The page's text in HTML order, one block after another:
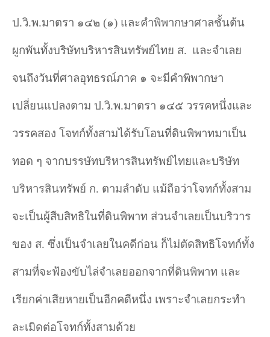
ป.วิ.พ.มาตรา ๑๔๒ (๑) และคำพิพากษาศาลชั้นต้น
ผูกพันทั้งบริษัทบริหารสินทรัพย์ไทย ส. และจำเลย
จนถึงวันที่ศาลอุทธรณ์ภาค ๑ จะมีคำพิพากษา
เปลี่ยนแปลงตาม ป.วิ.พ.มาตรา ๑๔๕ วรรคหนึ่งและ
วรรคสอง โจทก์ทั้งสามได้รับโอนที่ดินพิพาทมาเป็น
ทอด ๆ จากบรรษัทบริหารสินทรัพย์ไทยและบริษัท
บริหารสินทรัพย์ ก. ตามลำดับ แม้ถือว่าโจทก์ทั้งสาม
จะเป็นผู้สืบสิทธิในที่ดินพิพาท ส่วนจำเลยเป็นบริวาร
ของ ส. ซึ่งเป็นจำเลยในคดีก่อน ก็ไม่ตัดสิทธิโจทก์ทั้ง
สามที่จะฟ้องขับไล่จำเลยออกจากที่ดินพิพาท และ
เรียกค่าเสียหายเป็นอีกคดีหนึ่ง เพราะจำเลยกระทำ
ละเมิดต่อโจทก์ทั้งสามด้วย